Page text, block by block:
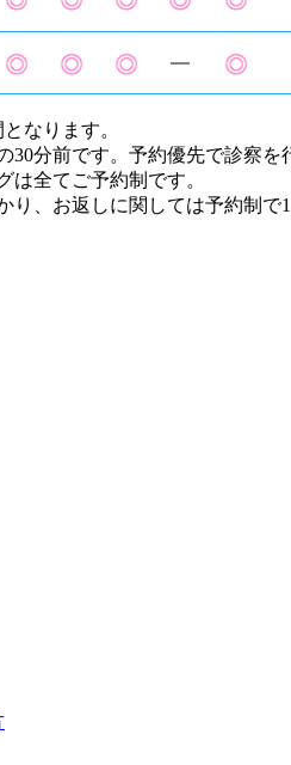
なります。
分前です。予約優先で診察を
全てご予約制です。
、お返しに関しては予約制で